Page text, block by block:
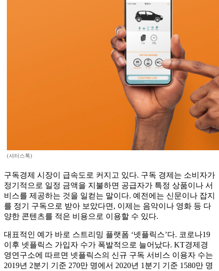
(셔터스톡)
구독경제 시장이 급속도로 커지고 있다. 구독 경제는 소비자가
정기적으로 일정 금액을 지불하면 공급자가 특정 상품이나 서
비스를 제공하는 것을 일컫는 말이다. 예전에는 신문이나 잡지
를 정기 구독으로 받아 보았다면, 이제는 음악이나 영화 등 다
양한 콘텐츠를 적은 비용으로 이용할 수 있다.
대표적인 예가 바로 스트리밍 플랫폼 ‘넷플릭스’다. 코로나19
이후 넷플릭스 가입자 수가 폭발적으로 늘어났다. KT경제경
영연구소에 따르면 넷플릭스의 신규 구독 서비스 이용자 수는
2019년 2분기 기준 270만 명에서 2020년 1분기 기준 1580만 명